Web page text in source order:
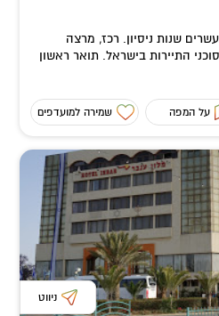
שנות ניסיון. רכז, מרצה
התיירות בישראל. תואר ראשון
על המפה שמירה למועדפים
ניווט